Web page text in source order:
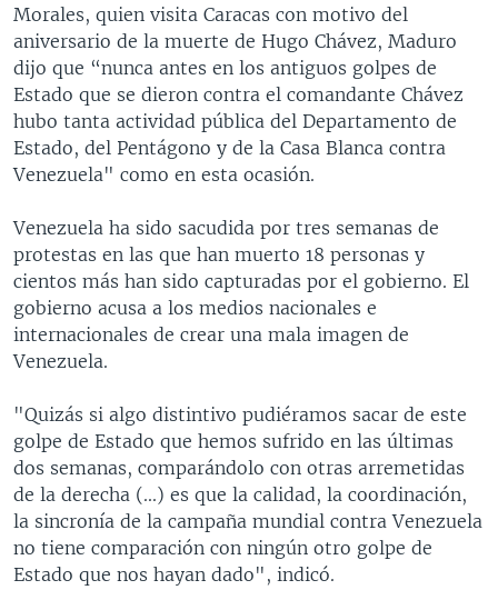
Morales, quien visita Caracas con motivo del
aniversario de la muerte de Hugo Chávez, Maduro
dijo que “nunca antes en los antiguos golpes de
Estado que se dieron contra el comandante Chávez
hubo tanta actividad pública del Departamento de
Estado, del Pentágono y de la Casa Blanca contra
Venezuela" como en esta ocasión.
Venezuela ha sido sacudida por tres semanas de
protestas en las que han muerto 18 personas y
cientos más han sido capturadas por el gobierno. El
gobierno acusa a los medios nacionales e
internacionales de crear una mala imagen de
Venezuela.
"Quizás si algo distintivo pudiéramos sacar de este
golpe de Estado que hemos sufrido en las últimas
dos semanas, comparándolo con otras arremetidas
de la derecha (...) es que la calidad, la coordinación,
la sincronía de la campaña mundial contra Venezuela
no tiene comparación con ningún otro golpe de
Estado que nos hayan dado", indicó.